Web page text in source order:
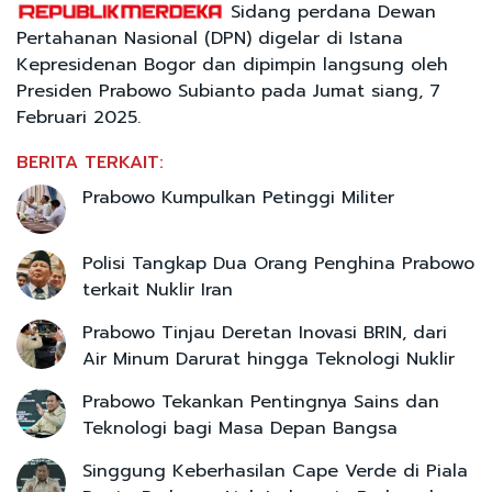
Sidang perdana Dewan
Pertahanan Nasional (DPN) digelar di Istana
Kepresidenan Bogor dan dipimpin langsung oleh
Presiden Prabowo Subianto pada Jumat siang, 7
Februari 2025.
BERITA TERKAIT:
Prabowo Kumpulkan Petinggi Militer
Polisi Tangkap Dua Orang Penghina Prabowo
terkait Nuklir Iran
Prabowo Tinjau Deretan Inovasi BRIN, dari
Air Minum Darurat hingga Teknologi Nuklir
Prabowo Tekankan Pentingnya Sains dan
Teknologi bagi Masa Depan Bangsa
Singgung Keberhasilan Cape Verde di Piala